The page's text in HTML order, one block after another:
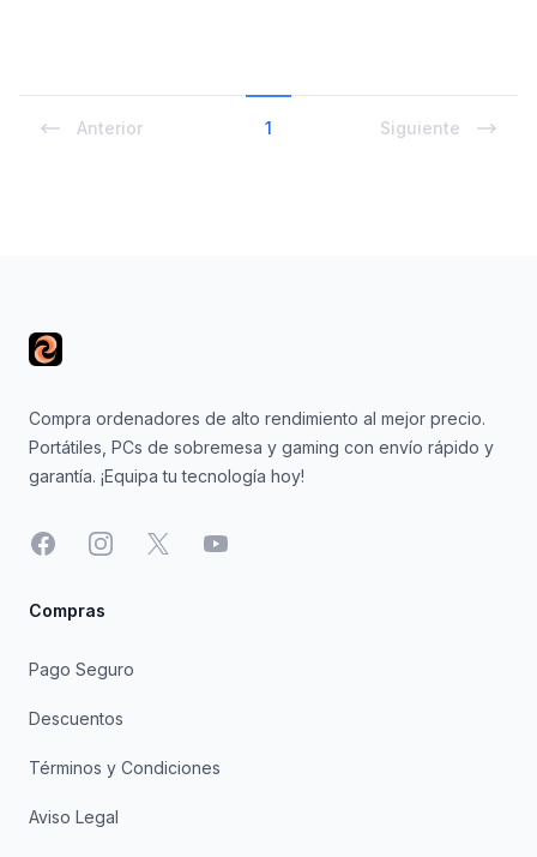
Anterior 1 Siguiente
Compra ordenadores de alto rendimiento al mejor precio.
Portátiles, PCs de sobremesa y gaming con envío rápido y
garantía. ¡Equipa tu tecnología hoy!
FacebookInstagram
X YouTube
Compras
Pago Seguro
Descuentos
Términos y Condiciones
Aviso Legal